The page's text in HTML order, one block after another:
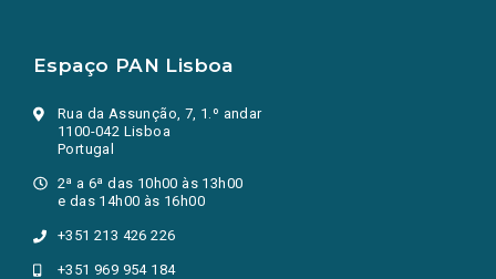
Espaço PAN Lisboa
Rua da Assunção, 7, 1.º andar
1100-042 Lisboa
Portugal
2ª a 6ª das 10h00 às 13h00
e das 14h00 às 16h00
+351 213 426 226
+351 969 954 184